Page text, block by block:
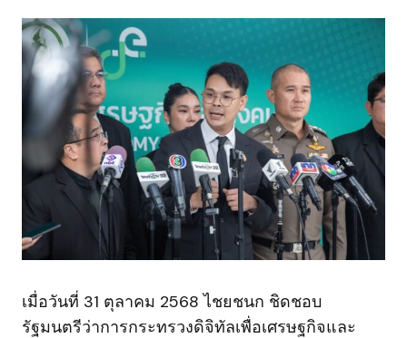
เมื่อวันที่ 31 ตุลาคม 2568 ไชยชนก ชิดชอบ
รัฐมนตรีว่าการกระทรวงดิจิทัลเพื่อเศรษฐกิจและ